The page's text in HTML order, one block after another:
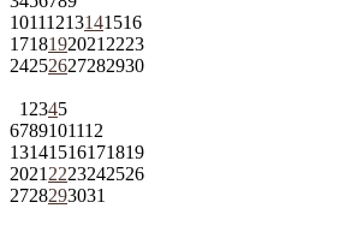
10111213141516
1718192021 2223
24252627282930
1 2345
6789101112
13141516171819
2021 2223242526
2728293031